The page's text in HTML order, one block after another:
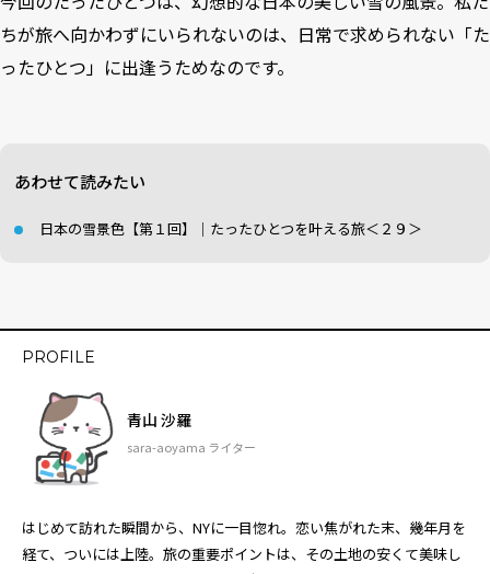
ちが旅へ向かわずにいられないのは、日常で求められない「た
ったひとつ」に出逢うためなのです。
あわせて読みたい
日本の雪景色【第１回】｜たったひとつを叶える旅＜２９＞
PROFILE
青山 沙羅
sara-aoyama ライター
はじめて訪れた瞬間から、NYに一目惚れ。恋い焦がれた末、幾年月を
経て、ついには上陸。旅の重要ポイントは、その土地の安くて美味し